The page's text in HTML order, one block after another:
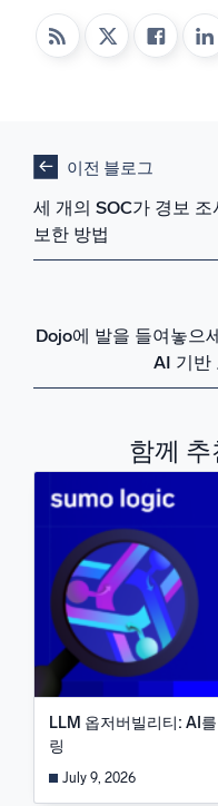
이전 블로그
세 개의 SOC가 경보
보한 방법
Dojo에 발을 들여놓으
AI 기반
함께
LLM 옵저버빌리티: AI
링
July 9, 2026